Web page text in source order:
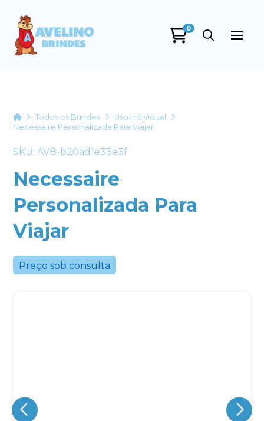
0
HomeTodos os Brindes
Uso Individual
Necessaire Personalizada Para Viajar
SKU: AVB-b20ad1e33e3f
Necessaire
Personalizada Para
Viajar
Preço sob consulta
+55